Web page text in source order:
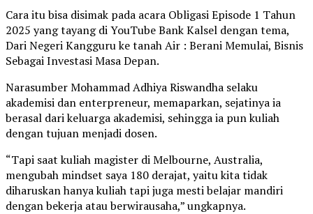
Cara itu bisa disimak pada acara Obligasi Episode 1 Tahun
2025 yang tayang di YouTube Bank Kalsel dengan tema,
Dari Negeri Kangguru ke tanah Air : Berani Memulai, Bisnis
Sebagai Investasi Masa Depan.
Narasumber Mohammad Adhiya Riswandha selaku
akademisi dan enterpreneur, memaparkan, sejatinya ia
berasal dari keluarga akademisi, sehingga ia pun kuliah
dengan tujuan menjadi dosen.
“Tapi saat kuliah magister di Melbourne, Australia,
mengubah mindset saya 180 derajat, yaitu kita tidak
diharuskan hanya kuliah tapi juga mesti belajar mandiri
dengan bekerja atau berwirausaha,” ungkapnya.